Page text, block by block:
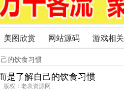
美图欣赏 网站源码 游戏相关
的饮食习惯
是了解自己的饮食习惯
版权：老表资源网